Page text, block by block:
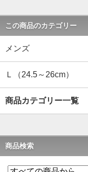
この商品のカテゴリー
メンズ
Ｌ（24.5～26cm）
商品カテゴリー一覧
商品検索